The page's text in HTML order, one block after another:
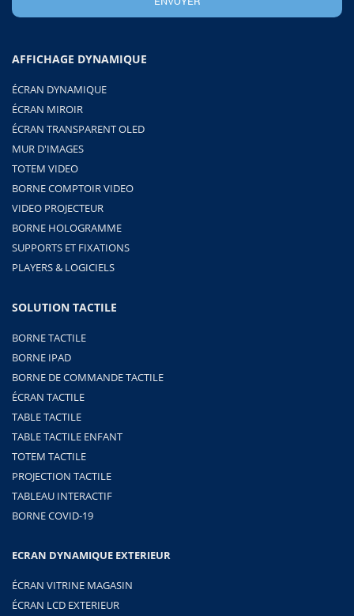
AFFICHAGE DYNAMIQUE
ÉCRAN DYNAMIQUE
ÉCRAN MIROIR
ÉCRAN TRANSPARENT OLED
MUR D'IMAGES
TOTEM VIDEO
BORNE COMPTOIR VIDEO
VIDEO PROJECTEUR
BORNE HOLOGRAMME
SUPPORTS ET FIXATIONS
PLAYERS & LOGICIELS
SOLUTION TACTILE
BORNE TACTILE
BORNE IPAD
BORNE DE COMMANDE TACTILE
ÉCRAN TACTILE
TABLE TACTILE
TABLE TACTILE ENFANT
TOTEM TACTILE
PROJECTION TACTILE
TABLEAU INTERACTIF
BORNE COVID-19
ECRAN DYNAMIQUE EXTERIEUR
ÉCRAN VITRINE MAGASIN
ÉCRAN LCD EXTERIEUR